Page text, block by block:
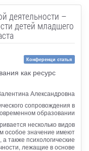
деятельности –
детей младшего
Конференци статья
как ресурс
Александровна
сопровождения в
образовании
несколько видов
особое значение имеют
также психологические
лежащие в основе